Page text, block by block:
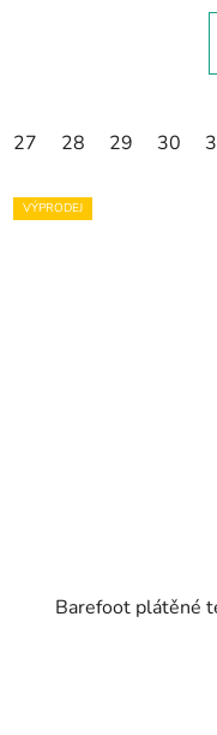
27 28 29 30
VÝPRODEJ
Barefoot plátěné